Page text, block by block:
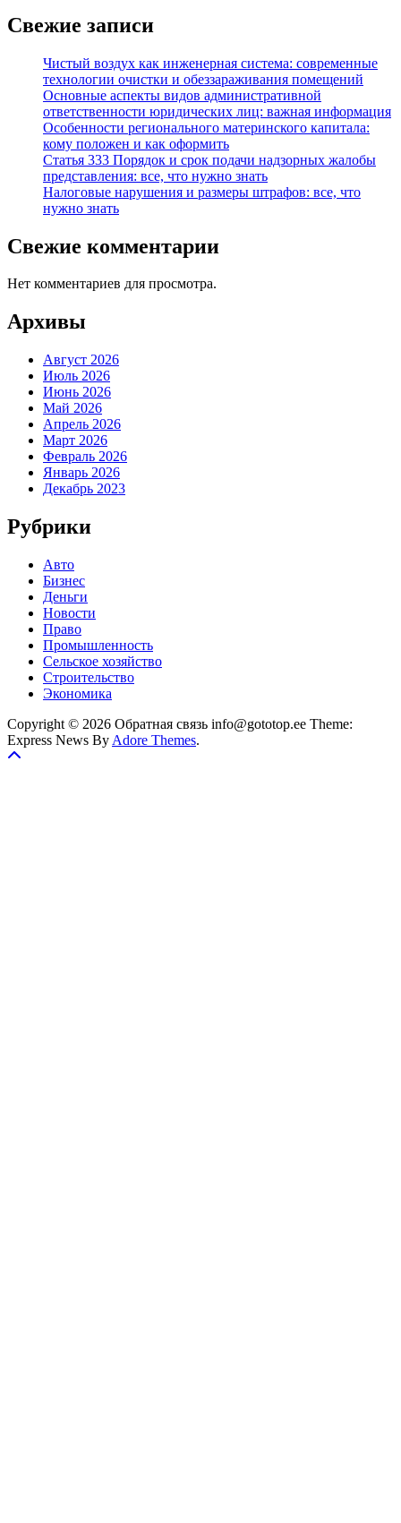
Свежие записи
Чистый воздух как инженерная система: современные
технологии очистки и обеззараживания помещений
Основные аспекты видов административной
ответственности юридических лиц: важная информация
Особенности регионального материнского капитала:
кому положен и как оформить
Статья 333 Порядок и срок подачи надзорных жалобы
представления: все, что нужно знать
Налоговые нарушения и размеры штрафов: все, что
нужно знать
Свежие комментарии
Нет комментариев для просмотра.
Архивы
Август 2026
Июль 2026
Июнь 2026
Май 2026
Апрель 2026
Март 2026
Февраль 2026
Январь 2026
Декабрь 2023
Рубрики
Авто
Бизнес
Деньги
Новости
Право
Промышленность
Сельское хозяйство
Строительство
Экономика
Copyright © 2026 Обратная связь info@gototop.ee Theme:
Express News By Adore Themes.